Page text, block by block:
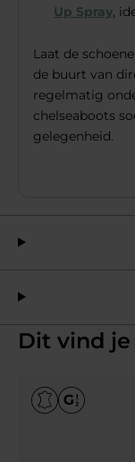
Up Spray,
Laat de
de buurt van
regelmatig
chelseaboots
gelegenheid.
Dit vind